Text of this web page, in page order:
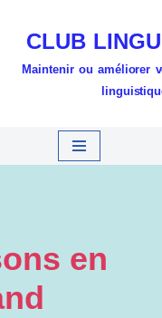
CLUB
Maintenir ou améliorer
en